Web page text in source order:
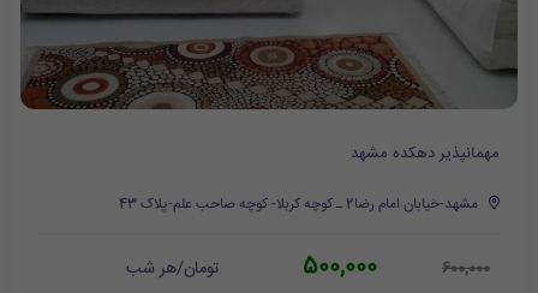
مهمانپذیر دهکده مشهد
مشهد-خیابان امام رضا2 ـ کوچه کربلا- کوچه صاحب علم-پلاک 43
600,000
500,000 تومان/هر شب